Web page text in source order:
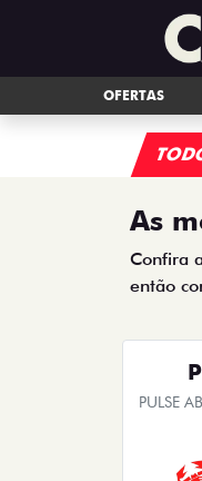
OFERTAS
As
Confira
então
PULSE